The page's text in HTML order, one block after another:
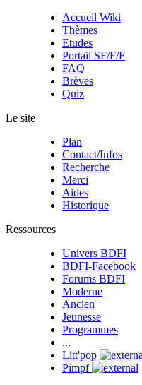
Accueil Wiki
Thèmes
Etudes
Portail SF/F/F
FAQ
Brèves
Quiz
Le site
Plan
Contact/Infos
Recherche
Merci
Aides
Historique
Ressources
Univers BDFI
BDFI-Facebook
Forums BDFI
Moderne
Ancien
Jeunesse
Programmes
...
Litt'pop
Pimpf